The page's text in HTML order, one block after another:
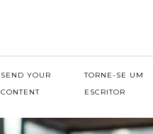
SEND YOUR
CONTENT
TORNE-SE UM
ESCRITOR